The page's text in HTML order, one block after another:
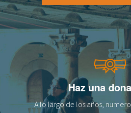
Haz una
A lo largo de los años,